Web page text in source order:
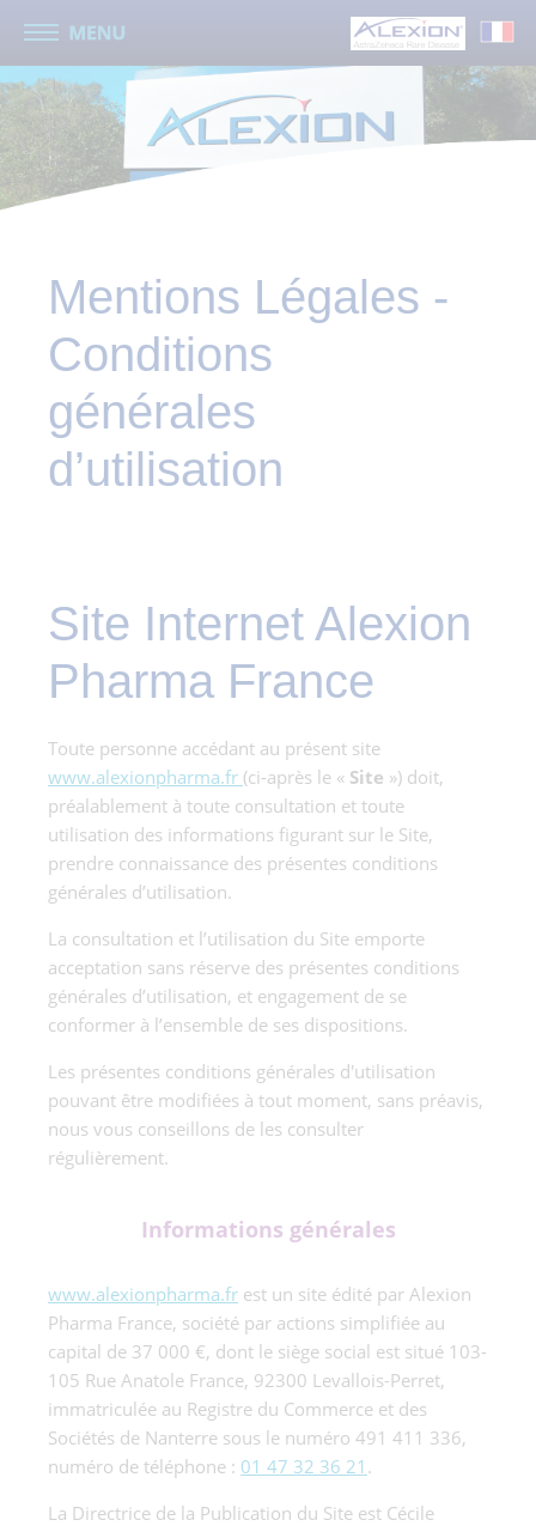
Mentions Légales -
Conditions
générales
d’utilisation
Site Internet Alexion
Pharma France
Toute personne accédant au présent site
www.alexionpharma.fr (ci-après le « Site ») doit,
préalablement à toute consultation et toute
utilisation des informations figurant sur le Site,
prendre connaissance des présentes conditions
générales d’utilisation.
La consultation et l’utilisation du Site emporte
acceptation sans réserve des présentes conditions
générales d’utilisation, et engagement de se
conformer à l’ensemble de ses dispositions.
Les présentes conditions générales d'utilisation
pouvant être modifiées à tout moment, sans préavis,
nous vous conseillons de les consulter
régulièrement.
Informations générales
www.alexionpharma.fr est un site édité par Alexion
Pharma France, société par actions simplifiée au
capital de 37 000 €, dont le siège social est situé 103-
105 Rue Anatole France, 92300 Levallois-Perret,
immatriculée au Registre du Commerce et des
Sociétés de Nanterre sous le numéro 491 411 336,
numéro de téléphone : 01 47 32 36 21 .
La Directrice de la Publication du Site est Cécile